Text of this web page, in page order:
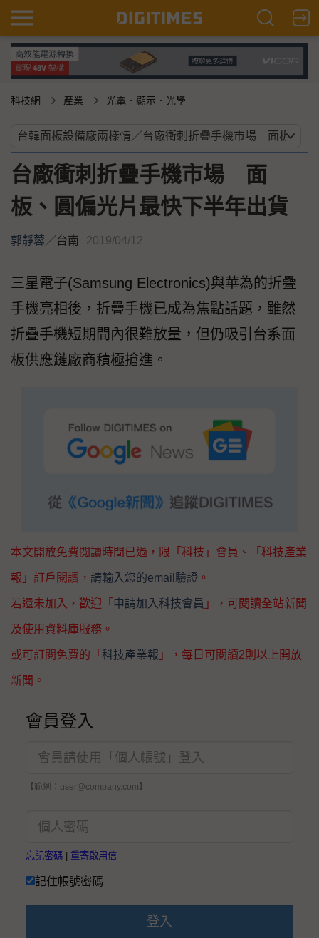
科技網 產業 光電．顯示．光學
台廠衝刺折疊手機市場 面
板、圓偏光片最快下半年出貨
郭靜蓉／台南 2019/04/12
三星電子(Samsung Electronics)與華為的折疊
手機亮相後，折疊手機已成為焦點話題，雖然
折疊手機短期間內很難放量，但仍吸引台系面
板供應鏈廠商積極搶進。
本文開放免費閱讀時間已過，限「科技」會員、「科技產業
報」訂戶閱讀， 請輸入您的email驗證 。
若還未加入，歡迎「 申請加入科技會員 」，可閱讀全站新聞
及使用資料庫服務。
或可訂閱免費的「 科技產業報 」，每日可閱讀2則以上開放
新聞。
會員登入
【範例：user@company.com】
忘記密碼 重寄啟用信
記住帳號密碼
登入